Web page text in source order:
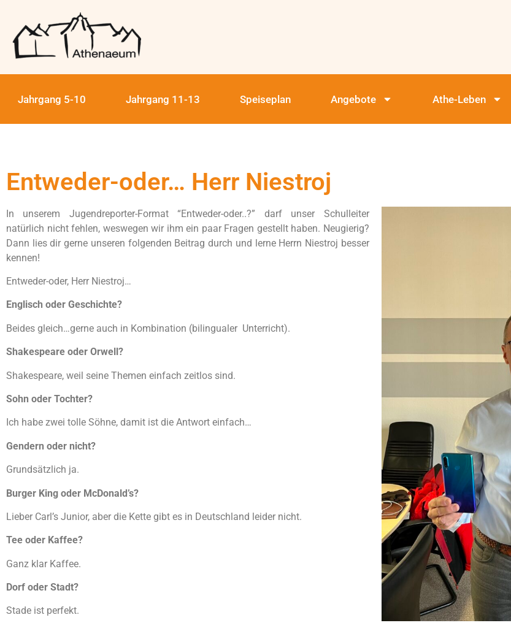
Jahrgang 5-10 Jahrgang 11-13 Speiseplan Angebote Athe-Leben
Entweder-oder… Herr Niestroj
In unserem Jugendreporter-Format “Entweder-oder..?” darf unser Schulleiter
natürlich nicht fehlen, weswegen wir ihm ein paar Fragen gestellt haben. Neugierig?
Dann lies dir gerne unseren folgenden Beitrag durch und lerne Herrn Niestroj besser
kennen!
Entweder-oder, Herr Niestroj…
Englisch oder Geschichte?
Beides gleich…gerne auch in Kombination (bilingualer Unterricht).
Shakespeare oder Orwell?
Shakespeare, weil seine Themen einfach zeitlos sind.
Sohn oder Tochter?
Ich habe zwei tolle Söhne, damit ist die Antwort einfach…
Gendern oder nicht?
Grundsätzlich ja.
Burger King oder McDonald’s?
Lieber Carl’s Junior, aber die Kette gibt es in Deutschland leider nicht.
Tee oder Kaffee?
Ganz klar Kaffee.
Dorf oder Stadt?
Stade ist perfekt.